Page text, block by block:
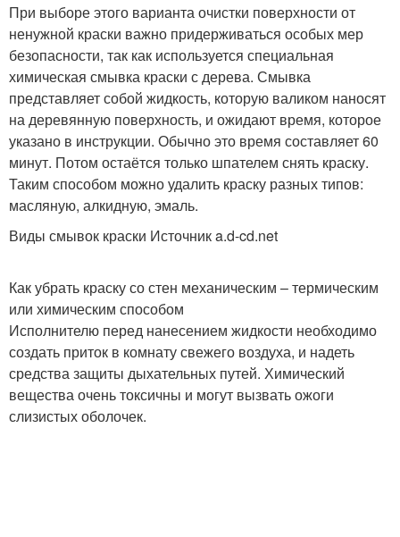
При выборе этого варианта очистки поверхности от
ненужной краски важно придерживаться особых мер
безопасности, так как используется специальная
химическая смывка краски с дерева. Смывка
представляет собой жидкость, которую валиком наносят
на деревянную поверхность, и ожидают время, которое
указано в инструкции. Обычно это время составляет 60
минут. Потом остаётся только шпателем снять краску.
Таким способом можно удалить краску разных типов:
масляную, алкидную, эмаль.
Виды смывок краски Источник a.d-cd.net
Как убрать краску со стен механическим – термическим
или химическим способом
Исполнителю перед нанесением жидкости необходимо
создать приток в комнату свежего воздуха, и надеть
средства защиты дыхательных путей. Химический
вещества очень токсичны и могут вызвать ожоги
слизистых оболочек.